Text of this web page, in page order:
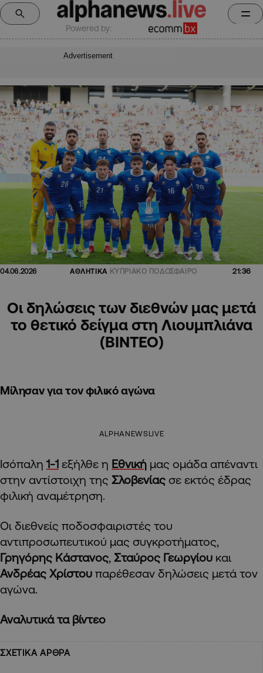
Powered by:
Advertisement
04.06.2026 ΑΘΛΗΤΙΚΑ ΚΥΠΡΙΑΚΟ ΠΟΔΟΣΦΑΙΡΟ 21:36
Οι δηλώσεις των διεθνών μας μετά
το θετικό δείγμα στη Λιουμπλιάνα
(ΒΙΝΤΕΟ)
Μίλησαν για τον φιλικό αγώνα
ALPHANEWSLIVE
Ισόπαλη 1-1 εξήλθε η Εθνική μας ομάδα απέναντι
στην αντίστοιχη της Σλοβενίας σε εκτός έδρας
φιλική αναμέτρηση.
Οι διεθνείς ποδοσφαιριστές του
αντιπροσωπευτικού μας συγκροτήματος,
Γρηγόρης Κάστανος, Σταύρος Γεωργίου και
Ανδρέας Χρίστου παρέθεσαν δηλώσεις μετά τον
αγώνα.
Αναλυτικά τα βίντεο
ΣΧΕΤΙΚΑ ΑΡΘΡΑ